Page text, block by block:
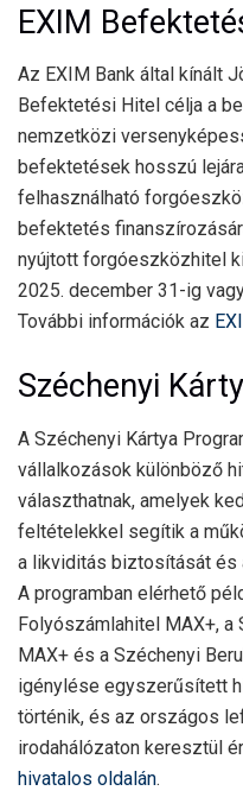
EXIM
Az EXIM Bank által kínált
Befektetési Hitel célja a
nemzetközi
befektetések hosszú
felhasználható
befektetés
nyújtott forgóeszközhitel
2025. december 31-ig
További információk az
Széchenyi
A Széchenyi Kártya
vállalkozások különböző
választhatnak, amelyek
feltételekkel segítik a
a likviditás biztosítását és
A programban elérhető
Folyószámlahitel MAX+,
MAX+ és a Széchenyi
igénylése egyszerűsített
történik, és az országos
irodahálózaton keresztül
hivatalos oldalán.